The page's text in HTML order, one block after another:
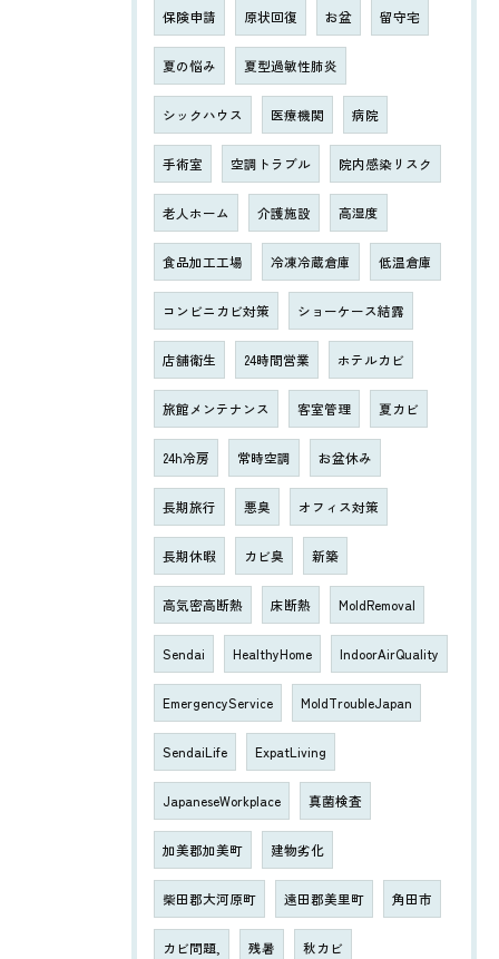
保険申請 原状回復 お盆 留守宅
夏の悩み 夏型過敏性肺炎
シックハウス 医療機関 病院
手術室 空調トラブル 院内感染リスク
老人ホーム 介護施設 高湿度
食品加工工場 冷凍冷蔵倉庫 低温倉庫
コンビニカビ対策 ショーケース結露
店舗衛生 24時間営業 ホテルカビ
旅館メンテナンス 客室管理 夏カビ
24h冷房 常時空調 お盆休み
長期旅行 悪臭 オフィス対策
長期休暇 カビ臭 新築
高気密高断熱 床断熱 MoldRemoval
Sendai HealthyHome IndoorAirQuality
EmergencyService MoldTroubleJapan
SendaiLife ExpatLiving
JapaneseWorkplace 真菌検査
加美郡加美町 建物劣化
柴田郡大河原町 遠田郡美里町 角田市
カビ問題, 残暑 秋カビ